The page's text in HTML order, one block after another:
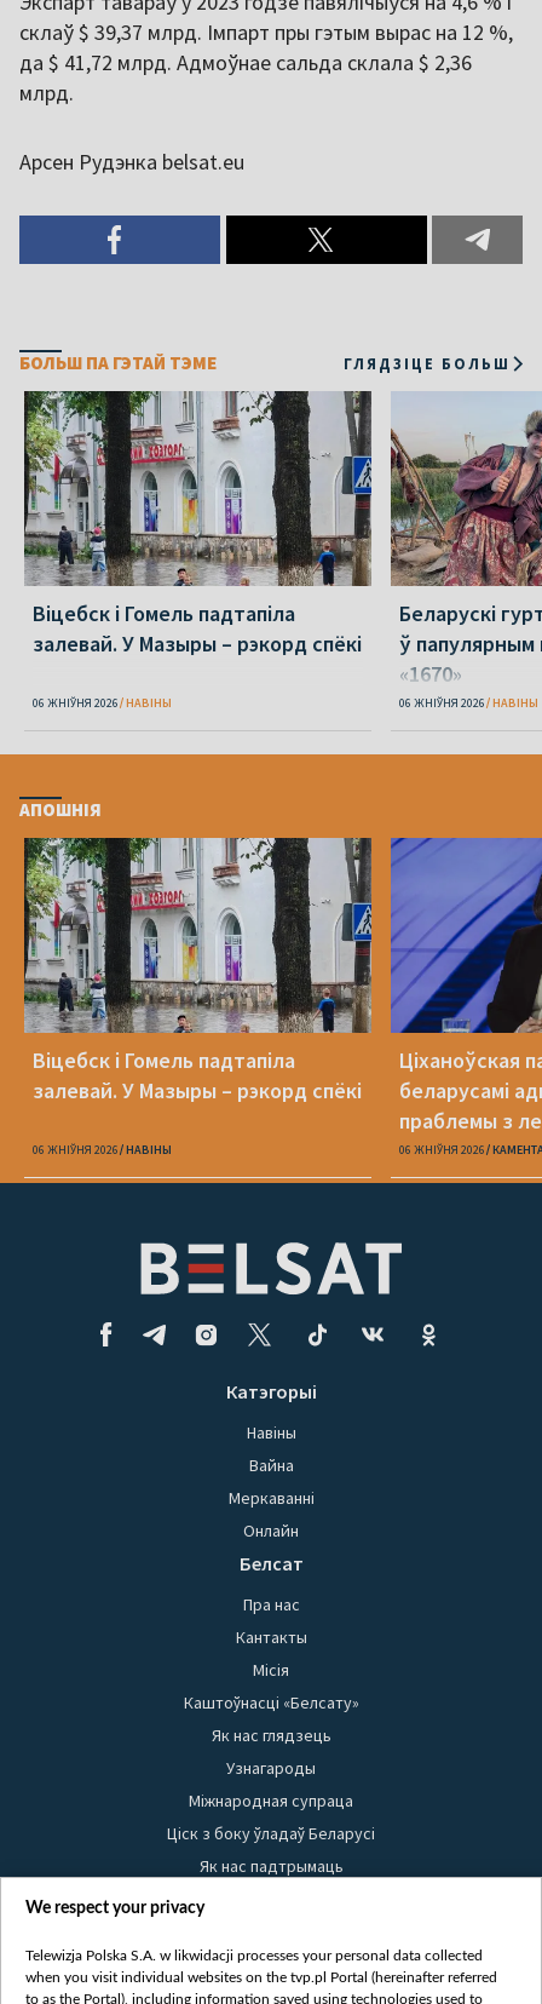
склаў $ 39,37 млрд. Імпарт пры гэтым вырас на 12 %,
да $ 41,72 млрд. Адмоўнае сальда склала $ 2,36
млрд.
Арсен Рудэнка belsat.eu
БОЛЬШ ПА ГЭТАЙ ТЭМЕ ГЛЯДЗІЦЕ БОЛЬШ
Віцебск і Гомель падтапіла
залевай. У Мазыры – рэкорд спёкі
06 ЖНІЎНЯ 2026 НАВІНЫ
Беларускі
ў папулярным
«1670»
06 ЖНІЎНЯ 2026 НАВІНЫ
АПОШНІЯ
Віцебск і Гомель падтапіла
залевай. У Мазыры – рэкорд спёкі
06 ЖНІЎНЯ 2026 НАВІНЫ
Ціханоўская
беларусамі
праблемы з
06 ЖНІЎНЯ 2026
Катэгорыі
Навіны
Вайна
Меркаванні
Онлайн
Белсат
Пра нас
Кантакты
Місія
Каштоўнасці «Белсату»
Як нас глядзець
Узнагароды
Міжнародная супраца
Ціск з боку ўладаў Беларусі
Як нас падтрымаць
Правілы выкарыстання матэрыялаў
Бяспека
Youtube
We respect your privacy
Telewizja Polska S.A. w likwidacji processes your personal data collected
when you visit individual websites on the tvp.pl Portal (hereinafter referred
to as the Portal), including information saved using technologies used to